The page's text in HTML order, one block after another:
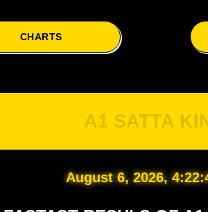
CHARTS
A1 SATTA
August 6, 2026,